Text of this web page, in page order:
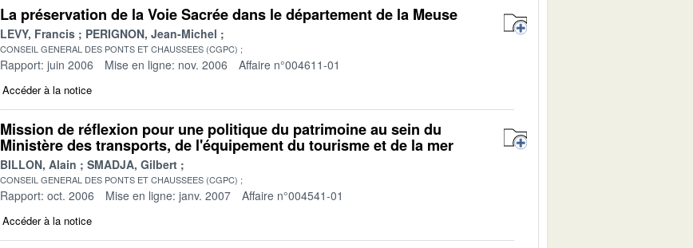
La préservation de la Voie Sacrée dans le département de la Meuse
LEVY, Francis PERIGNON, Jean-Michel
CONSEIL GENERAL DES PONTS ET CHAUSSEES (CGPC)
Rapport: juin 2006 Mise en ligne: nov. 2006 Affaire n°004611-01
Accéder à la notice
Mission de réflexion pour une politique du patrimoine au sein du
Ministère des transports, de l'équipement du tourisme et de la mer
BILLON, Alain SMADJA, Gilbert
CONSEIL GENERAL DES PONTS ET CHAUSSEES (CGPC)
Rapport: oct. 2006 Mise en ligne: janv. 2007 Affaire n°004541-01
Accéder à la notice